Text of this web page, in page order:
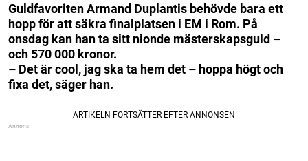
Guldfavoriten Armand Duplantis behövde bara ett
hopp för att säkra finalplatsen i EM i Rom. På
onsdag kan han ta sitt nionde mästerskapsguld –
och 570 000 kronor.
– Det är cool, jag ska ta hem det – hoppa högt och
fixa det, säger han.